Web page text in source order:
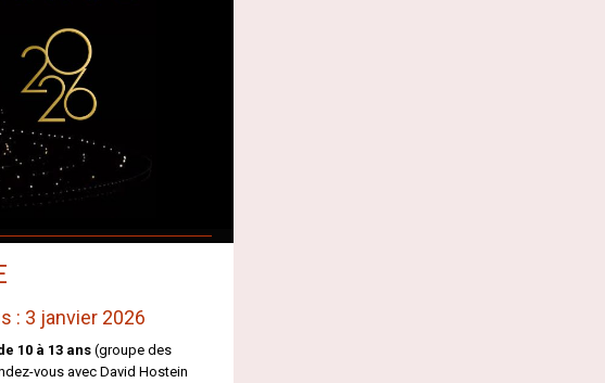
: 3 janvier 2026
10 à 13 ans(groupe des
vous avec David Hostein